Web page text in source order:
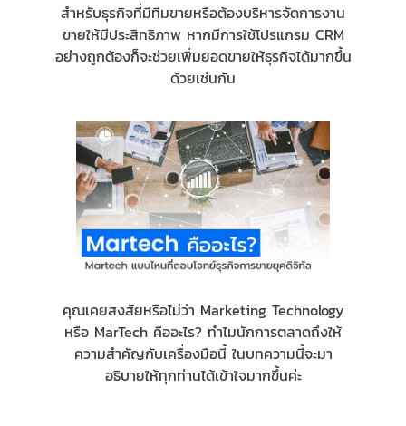
สำหรับธุรกิจที่มีทีมขายหรือต้องบริหารจัดการงาน
ขายให้มีประสิทธิภาพ หากมีการใช้โปรแกรม CRM
อย่างถูกต้องก็จะช่วยเพิ่มยอดขายให้ธุรกิจได้มากขึ้น
ด้วยเช่นกัน
คุณเคยสงสัยหรือไม่ว่า Marketing Technology
หรือ MarTech คืออะไร? ทำไมนักการตลาดถึงให้
ความสำคัญกับเครื่องมือนี้ ในบทความนี้จะมา
อธิบายให้ทุกท่านได้เข้าใจมากขึ้นค่ะ